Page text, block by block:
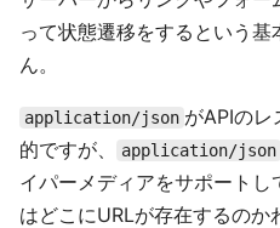
って状態遷移をするという
ん。
application/json がAPIの
的ですが、
application/json
イパーメディアをサポートし
はどこにURLが存在するのか